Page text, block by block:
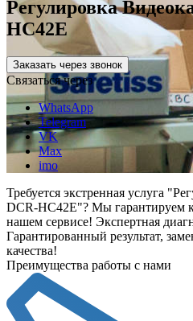
Регулировка
HC42E
Заказать через звонок
Связаться через
WhatsApp
Telegram
VK
Max
imo
Требуется экстренная услуга
DCR-HC42E"? Мы гарантируем
нашем сервисе! Экспертная
Гарантированный результат,
качества!
Преимущества работы с нами